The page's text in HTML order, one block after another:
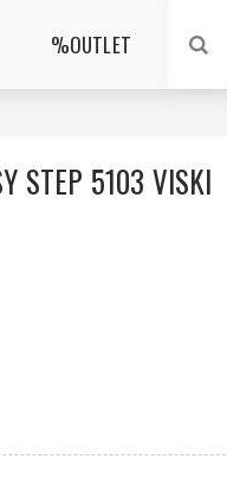
%OUTLET
STEP 5103 VISKI